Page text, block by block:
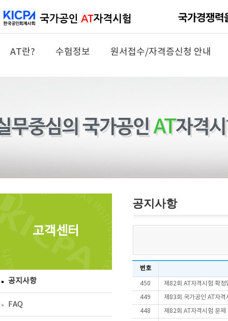
AT란? 수험정보 원서접수/자격증신청 안내
고객센터
공지사항
FAQ
공지사항
번호
450 제82회 AT자격시험 확정
449 제83회 국가공인 AT자격
448 제82회 AT자격시험 문